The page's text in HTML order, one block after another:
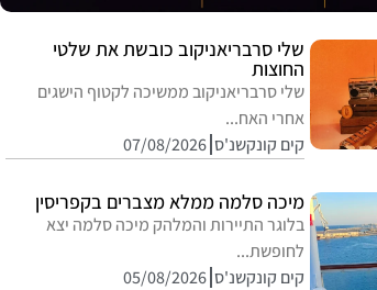
שלי סרבריאניקוב כובשת את שלטי
החוצות
שלי סרבריאניקוב ממשיכה לקטוף הישגים
אחרי האח...
קים קונקשנ'ס 07/08/2026
מיכה סלמה ממלא מצברים בקפריסין
בלוגר התיירות והמלהק מיכה סלמה יצא
לחופשת...
קים קונקשנ'ס 05/08/2026